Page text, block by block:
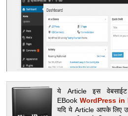
ये Article इस
EBookWordPress in
यदि ये Article आपके लिए